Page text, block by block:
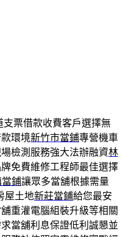
支票借款收費客戶選擇無
環境新竹市當鋪專營機車
檢測服務強大法辦融資林
免費維修工程師最佳選擇
鋪讓眾多當舖根據需量
屋土地新莊當鋪給您最安
重灌電腦組裝升級等相關
當舖利息保證低利誠懇並